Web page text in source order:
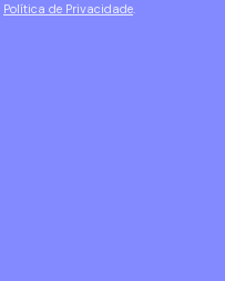
Política de Privacidade.